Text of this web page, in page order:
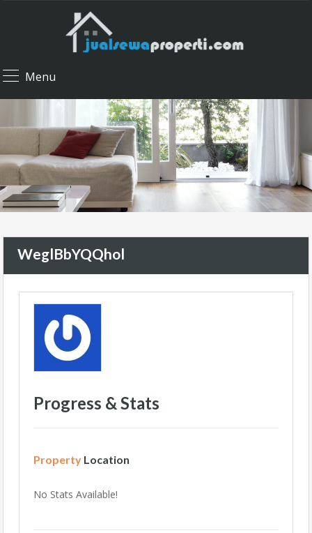
Menu
WeglBbYQQhol
Progress & Stats
Property Location
No Stats Available!